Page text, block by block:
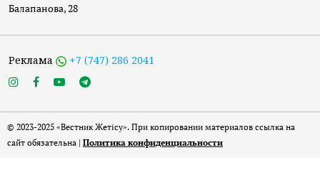
Балапанова, 28
Реклама +7 (747) 286 2041
© 2023-2025 «Вестник Жетісу». При копировании материалов ссылка на
сайт обязательна | Политика конфиденциальности